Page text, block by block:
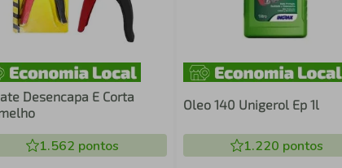
Desencapa E Corta
1.562 pontos
Oleo 140 Unigerol Ep 1l
1.220 pontos